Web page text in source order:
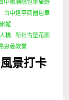
中歌劇院包車旅遊
台中逢甲商圈包車
遊
橋
新社古堡花園
思義教堂
景打卡